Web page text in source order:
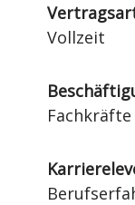
Vollzeit
Fachkräfte